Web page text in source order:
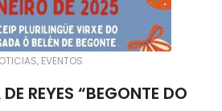
EVENTOS
DE REYES “BEGONTE DO